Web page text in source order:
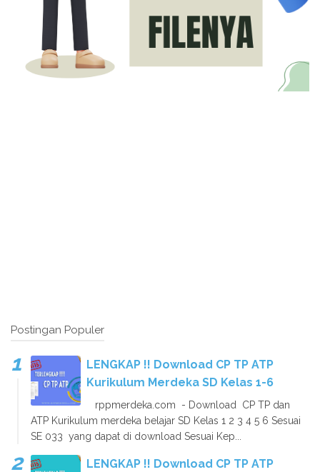
Postingan Populer
LENGKAP !! Download CP TP ATP
Kurikulum Merdeka SD Kelas 1-6
rppmerdeka.com - Download CP TP dan
ATP Kurikulum merdeka belajar SD Kelas 1 2 3 4 5 6 Sesuai
SE 033 yang dapat di download Sesuai Kep...
LENGKAP !! Download CP TP ATP